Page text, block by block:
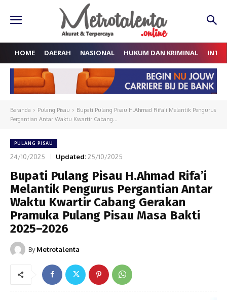
HOME DAERAH NASIONAL HUKUM DAN KRIMINAL
Beranda Pulang Pisau
Bupati Pulang Pisau H.Ahmad Rifa'i Melantik Pengurus
Pergantian Antar Waktu Kwartir Cabang...
PULANG PISAU
24/10/2025 Updated:25/10/2025
Bupati Pulang Pisau H.Ahmad Rifa’i
Melantik Pengurus Pergantian Antar
Waktu Kwartir Cabang Gerakan
Pramuka Pulang Pisau Masa Bakti
2025–2026
By Metrotalenta